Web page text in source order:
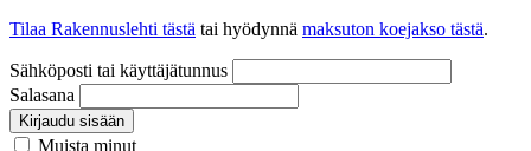
Tilaa Rakennuslehti tästä tai hyödynnä maksuton koejakso tästä.
Sähköposti tai käyttäjätunnus
Salasana
Kirjaudu sisään
Muista minut